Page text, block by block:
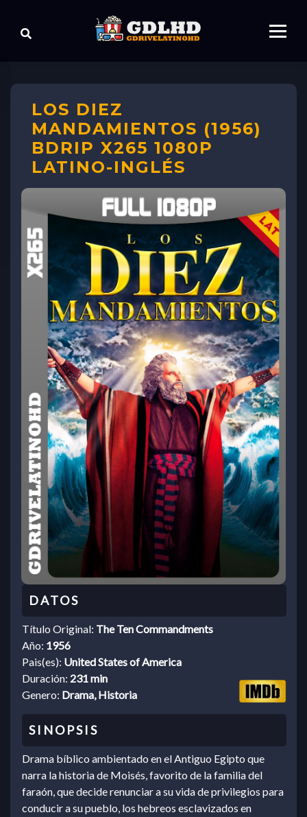
LOS DIEZ
MANDAMIENTOS (1956)
BDRIP X265 1080P
LATINO-INGLÉS
Título Original: The Ten Commandments
Año: 1956
Pais(es): United States of America
Duración: 231 min
Genero: Drama, Historia
Drama bíblico ambientado en el Antiguo Egipto que
narra la historia de Moisés, favorito de la familia del
faraón, que decide renunciar a su vida de privilegios para
conducir a su pueblo, los hebreos esclavizados en